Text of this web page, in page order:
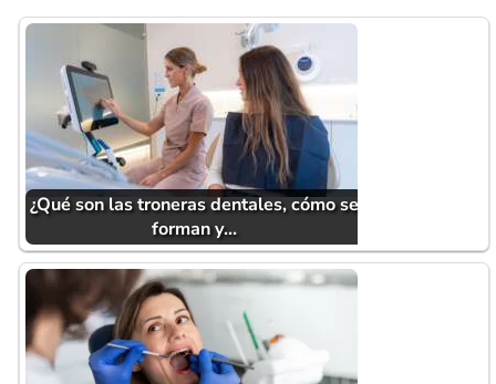
¿Qué son las troneras dentales, cómo se
forman y…